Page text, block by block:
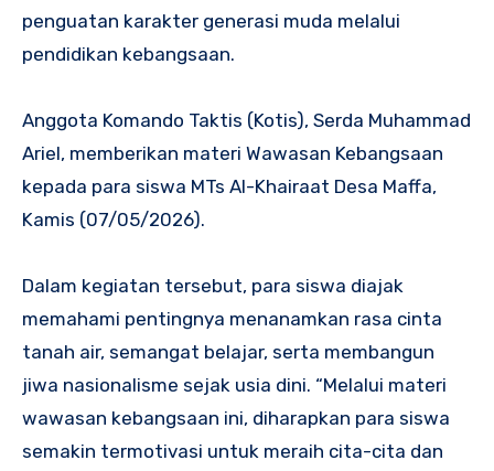
penguatan karakter generasi muda melalui
pendidikan kebangsaan.
Anggota Komando Taktis (Kotis), Serda Muhammad
Ariel, memberikan materi Wawasan Kebangsaan
kepada para siswa MTs Al-Khairaat Desa Maffa,
Kamis (07/05/2026).
Dalam kegiatan tersebut, para siswa diajak
memahami pentingnya menanamkan rasa cinta
tanah air, semangat belajar, serta membangun
jiwa nasionalisme sejak usia dini. “Melalui materi
wawasan kebangsaan ini, diharapkan para siswa
semakin termotivasi untuk meraih cita-cita dan